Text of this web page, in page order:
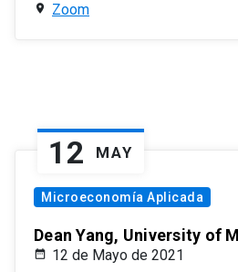
Zoom
12 MAY
Microeconomía Aplicada
Dean Yang, University of
12 de Mayo de 2021